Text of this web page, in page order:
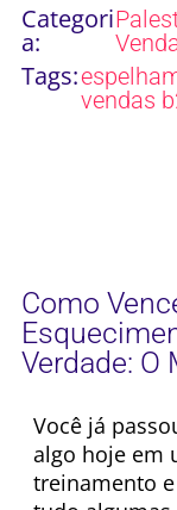
Categori
a:
Tags:
vendas
Como
Verdade: O
Você já
algo hoje em
treinamento